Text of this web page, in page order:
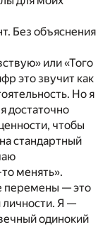
Без объяснения
или «Того
это звучит как
Но я
достаточно
чтобы
стандартный
менять».
перемены — это
личности. Я —
одинокий